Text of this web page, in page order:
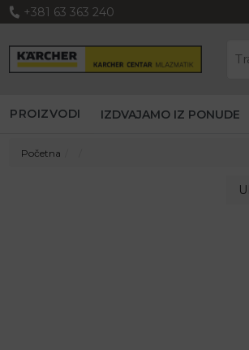
+381 63 363 240
PROIZVODI IZDVAJAMO IZ PONUDE
Početna